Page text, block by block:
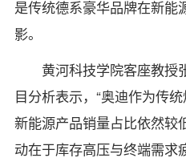
是传统德系豪华品牌在新能
影。
黄河科技学院客座教授
目分析表示，“奥迪作为传
新能源产品销量占比依然较
动在于库存高压与终端需求